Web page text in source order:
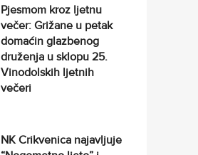
Pjesmom kroz ljetnu
večer: Grižane u petak
domaćin glazbenog
druženja u sklopu 25.
Vinodolskih ljetnih
večeri
NK Crikvenica najavljuje